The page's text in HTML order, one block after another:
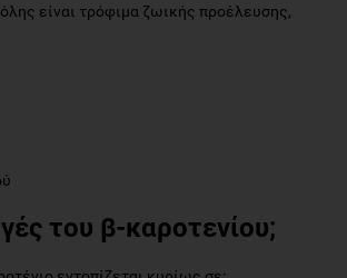
είναι τρόφιμα ζωικής προέλευσης,
του β-καροτενίου;